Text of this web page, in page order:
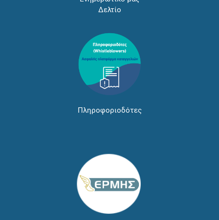
Δελτίο
Πληροφοριοδότες